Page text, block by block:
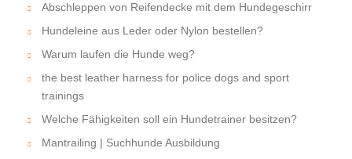
Abschleppen von Reifendecke mit dem Hundegeschirr
Hundeleine aus Leder oder Nylon bestellen?
Warum laufen die Hunde weg?
the best leather harness for police dogs and sport
trainings
Welche Fähigkeiten soll ein Hundetrainer besitzen?
Mantrailing | Suchhunde Ausbildung